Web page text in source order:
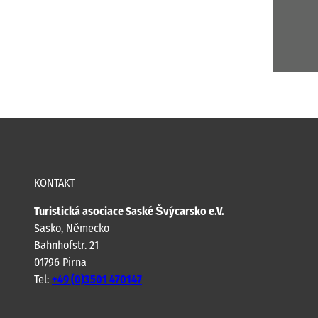
KONTAKT
Turistická asociace Saské Švýcarsko e.V.
Sasko, Německo
Bahnhofstr. 21
01796 Pirna
Tel: +49 (0)3501 470147